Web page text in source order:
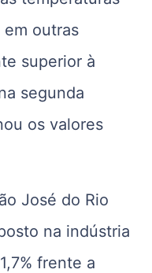
em outras
superior à
segunda
os valores
José do Rio
na indústria
frente a